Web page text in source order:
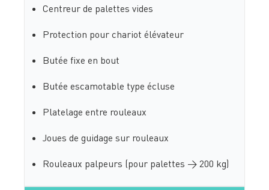
Centreur de palettes vides
Protection pour chariot élévateur
Butée fixe en bout
Butée escamotable type écluse
Platelage entre rouleaux
Joues de guidage sur rouleaux
Rouleaux palpeurs (pour palettes > 200 kg)